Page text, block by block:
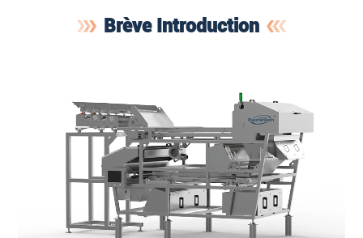
Brève Introduction